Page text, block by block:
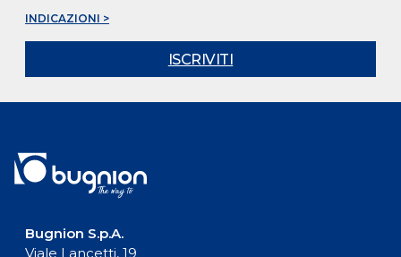
INDICAZIONI >
ISCRIVITI
Bugnion S.p.A.
Viale Lancetti, 19